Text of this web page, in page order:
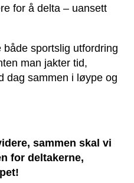
for å delta – uansett
sportslig utfordring
man jakter tid,
dag sammen i løype og
sammen skal vi
for deltakerne,